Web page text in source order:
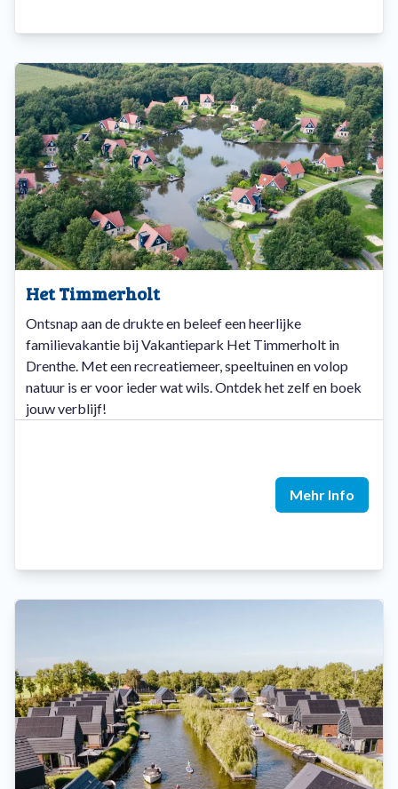
Het Timmerholt
Ontsnap aan de drukte en beleef een heerlijke
familievakantie bij Vakantiepark Het Timmerholt in
Drenthe. Met een recreatiemeer, speeltuinen en volop
natuur is er voor ieder wat wils. Ontdek het zelf en boek
jouw verblijf!
Mehr Info